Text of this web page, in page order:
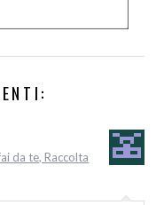
da te, Raccolta